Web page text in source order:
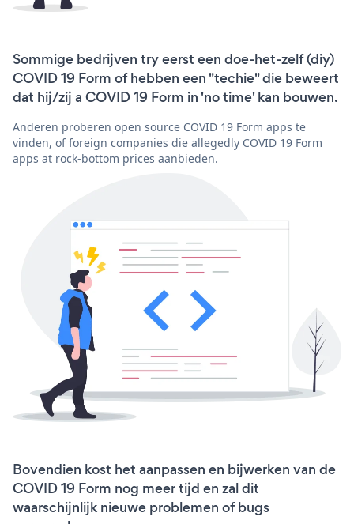
Sommige bedrijven try eerst een doe-het-zelf (diy)
COVID 19 Form of hebben een "techie" die beweert
dat hij/zij a COVID 19 Form in 'no time' kan bouwen.
Anderen proberen open source COVID 19 Form apps te
vinden, of foreign companies die allegedly COVID 19 Form
apps at rock-bottom prices aanbieden.
Bovendien kost het aanpassen en bijwerken van de
COVID 19 Form nog meer tijd en zal dit
waarschijnlijk nieuwe problemen of bugs